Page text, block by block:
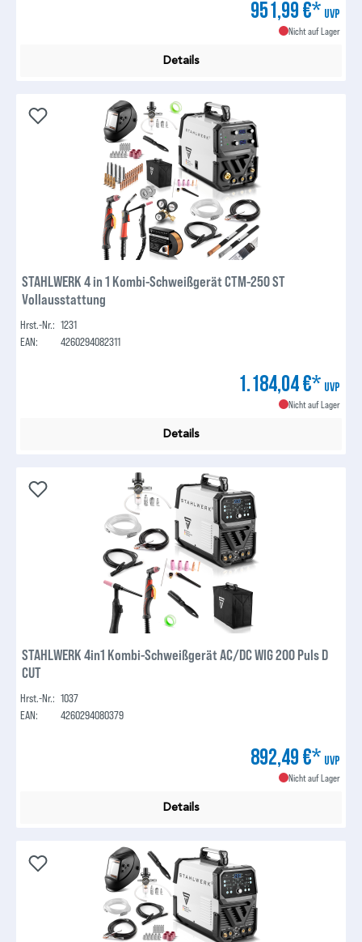
951,99 €* UVP
Nicht auf Lager
Details
STAHLWERK 4 in 1 Kombi-Schweißgerät CTM-250 ST
Vollausstattung
Hrst.-Nr.: 1231
EAN:
4260294082311
1.184,04 €* UVP
Nicht auf Lager
Details
STAHLWERK 4in1 Kombi-Schweißgerät AC/DC WIG 200 Puls D
CUT
Hrst.-Nr.: 1037
EAN:
4260294080379
892,49 €* UVP
Nicht auf Lager
Details